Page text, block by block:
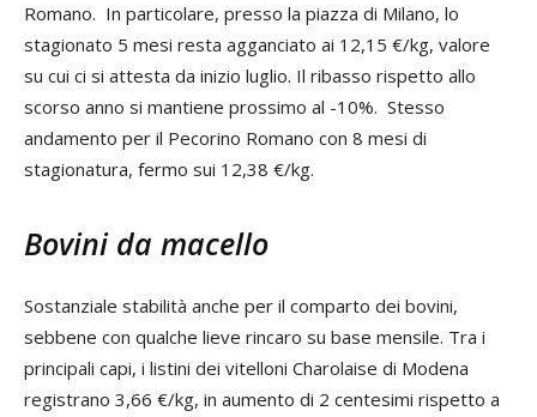
Romano. In particolare, presso la piazza di Milano, lo
stagionato 5 mesi resta agganciato ai 12,15 €/kg, valore
su cui ci si attesta da inizio luglio. Il ribasso rispetto allo
scorso anno si mantiene prossimo al -10%. Stesso
andamento per il Pecorino Romano con 8 mesi di
stagionatura, fermo sui 12,38 €/kg.
Bovini da macello
Sostanziale stabilità anche per il comparto dei bovini,
sebbene con qualche lieve rincaro su base mensile. Tra i
principali capi, i listini dei vitelloni Charolaise di Modena
registrano 3,66 €/kg, in aumento di 2 centesimi rispetto a